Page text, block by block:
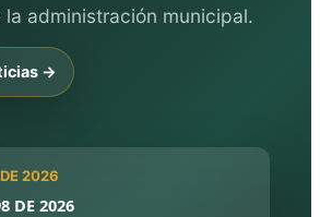
la administración municipal.
→
2026
DE 2026